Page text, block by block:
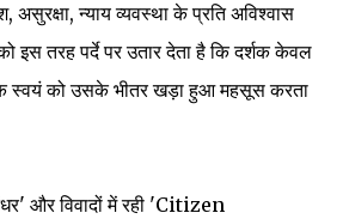
असुरक्षा, न्याय व्यवस्था के प्रति अविश्वास
इस तरह पर्दे पर उतार देता है कि दर्शक केवल
स्वयं को उसके भीतर खड़ा हुआ महसूस करता
और विवादों में रही 'Citizen